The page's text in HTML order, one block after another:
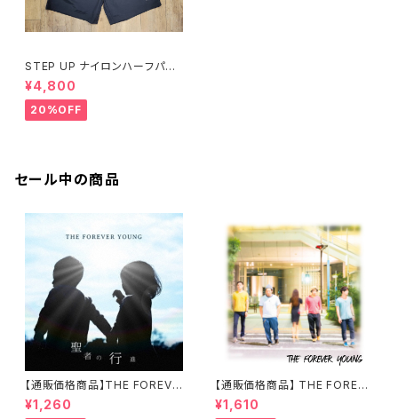
STEP UP ナイロンハーフパン
ツ ブラック
¥4,800
20%OFF
セール中の商品
【通販価格商品】THE FOREVE
R YOUNG / 聖者の行進
¥1,260
【通販価格商品】 THE FOREVE
R YOUNG / THE FOREVER
YOUNG
¥1,610